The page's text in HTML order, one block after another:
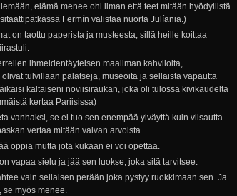
elämä menee ohi ilman että teet mitään hyödyllistä.
Fermín valistaa nuorta Julíania.)
on taottu paperista ja musteesta, sillä heille koittaa
ihmeidentäyteisen maailman kahviloita,
tulvillaan palatseja, museoita ja sellaista vapautta
kaltaiseni noviisiraukan, joka oli tulossa kivikaudelta
kertaa Pariisissa)
vanhaksi, se ei tuo sen enempää ylväyttä kuin viisautta
vertaa mitään vaivan arvoista.
oppia mutta jota kukaan ei voi opettaa.
vapaa sielu ja jää sen luokse, joka sitä tarvitsee.
vain sellaisen perään joka pystyy ruokkimaan sen. Ja
se myös menee.